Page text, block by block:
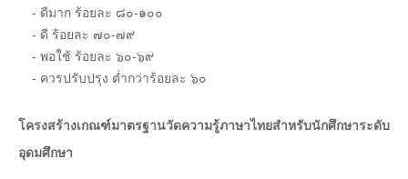
- ดีมาก ร้อยละ ๘๐-๑๐๐
- ดี ร้อยละ ๗๐-๗๙
- พอใช้ ร้อยละ ๖๐-๖๙
- ควรปรับปรุง ต่ำกว่าร้อยละ ๖๐
โครงสร้างเกณฑ์มาตรฐานวัดความรู้ภาษาไทยสำหรับนักศึกษาระดับ
อุดมศึกษา